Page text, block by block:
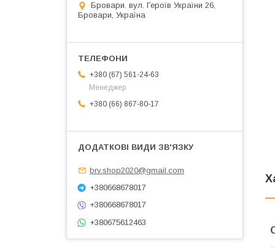
Бровари. вул. Героїв України 26,
Бровари, Україна
+380 (67) 561-24-63
Менеджер
+380 (66) 867-80-17
brv.shop2020@gmail.com
+380668678017
+380668678017
+380675612463